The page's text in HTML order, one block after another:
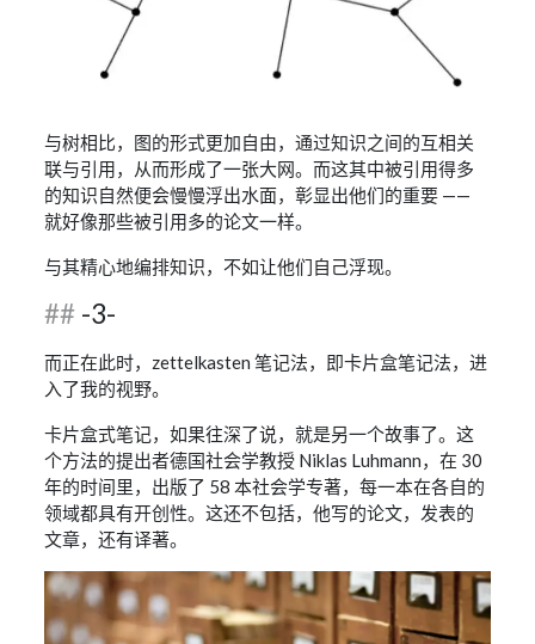
与树相比，图的形式更加自由，通过知识之间的互相关
联与引用，从而形成了一张大网。而这其中被引用得多
的知识自然便会慢慢浮出水面，彰显出他们的重要 ——
就好像那些被引用多的论文一样。
与其精心地编排知识，不如让他们自己浮现。
-3-
而正在此时，zettelkasten 笔记法，即卡片盒笔记法，进
入了我的视野。
卡片盒式笔记，如果往深了说，就是另一个故事了。这
个方法的提出者德国社会学教授 Niklas Luhmann，在 30
年的时间里，出版了 58 本社会学专著，每一本在各自的
领域都具有开创性。这还不包括，他写的论文，发表的
文章，还有译著。